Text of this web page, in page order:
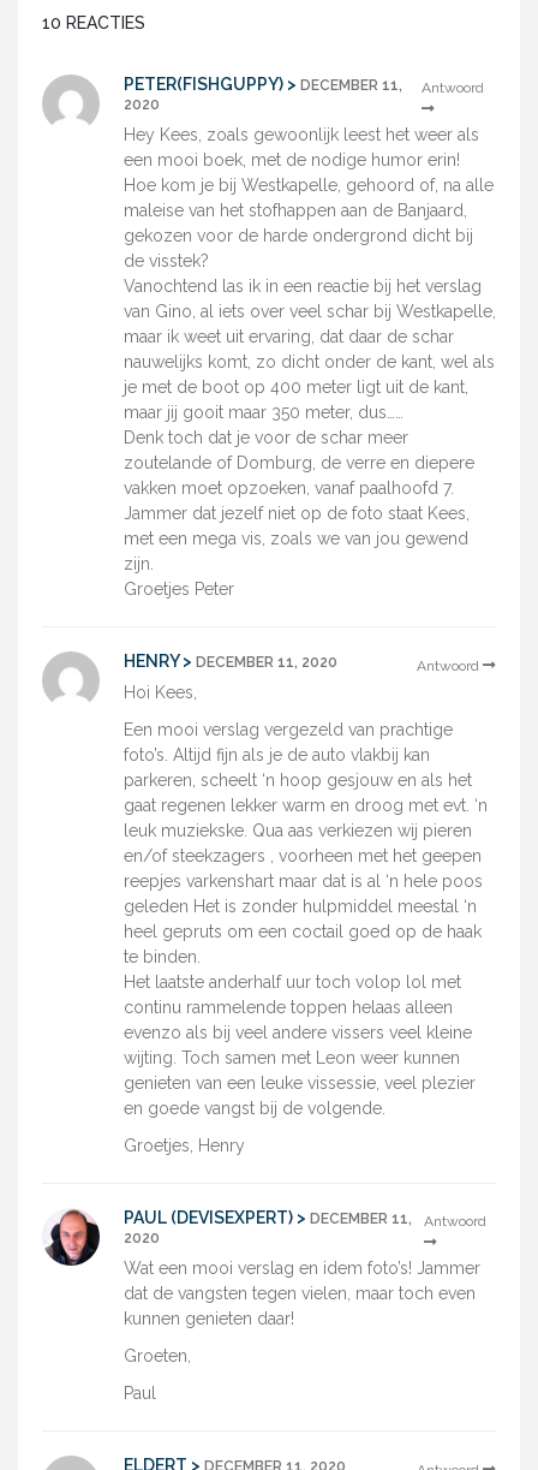
10 REACTIES
PETER(FISHGUPPY) > DECEMBER 11,
2020
Antwoord
Hey Kees, zoals gewoonlijk leest het weer als
een mooi boek, met de nodige humor erin!
Hoe kom je bij Westkapelle, gehoord of, na alle
maleise van het stofhappen aan de Banjaard,
gekozen voor de harde ondergrond dicht bij
de visstek?
Vanochtend las ik in een reactie bij het verslag
van Gino, al iets over veel schar bij Westkapelle,
maar ik weet uit ervaring, dat daar de schar
nauwelijks komt, zo dicht onder de kant, wel als
je met de boot op 400 meter ligt uit de kant,
maar jij gooit maar 350 meter, dus……
Denk toch dat je voor de schar meer
zoutelande of Domburg, de verre en diepere
vakken moet opzoeken, vanaf paalhoofd 7.
Jammer dat jezelf niet op de foto staat Kees,
met een mega vis, zoals we van jou gewend
zijn.
Groetjes Peter
HENRY > DECEMBER 11, 2020 Antwoord
Hoi Kees,
Een mooi verslag vergezeld van prachtige
foto’s. Altijd fijn als je de auto vlakbij kan
parkeren, scheelt ‘n hoop gesjouw en als het
gaat regenen lekker warm en droog met evt. ‘n
leuk muziekske. Qua aas verkiezen wij pieren
en/of steekzagers , voorheen met het geepen
reepjes varkenshart maar dat is al ‘n hele poos
geleden Het is zonder hulpmiddel meestal ‘n
heel gepruts om een coctail goed op de haak
te binden.
Het laatste anderhalf uur toch volop lol met
continu rammelende toppen helaas alleen
evenzo als bij veel andere vissers veel kleine
wijting. Toch samen met Leon weer kunnen
genieten van een leuke vissessie, veel plezier
en goede vangst bij de volgende.
Groetjes, Henry
PAUL (DEVISEXPERT) > DECEMBER 11,
2020
Antwoord
Wat een mooi verslag en idem foto’s! Jammer
dat de vangsten tegen vielen, maar toch even
kunnen genieten daar!
Groeten,
Paul
ELDERT >